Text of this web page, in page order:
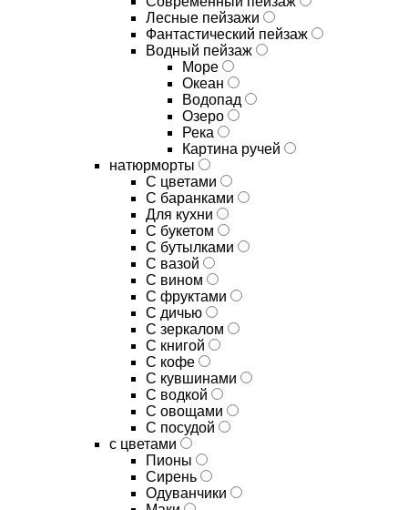
Лесные пейзажи
Фантастический пейзаж
Водный пейзаж
Море
Океан
Водопад
Озеро
Река
Картина ручей
натюрморты
С цветами
С баранками
Для кухни
C букетом
C бутылками
C вазой
C вином
C фруктами
C дичью
C зеркалом
C книгой
C кофе
C кувшинами
C водкой
C овощами
C посудой
с цветами
Пионы
Сирень
Одуванчики